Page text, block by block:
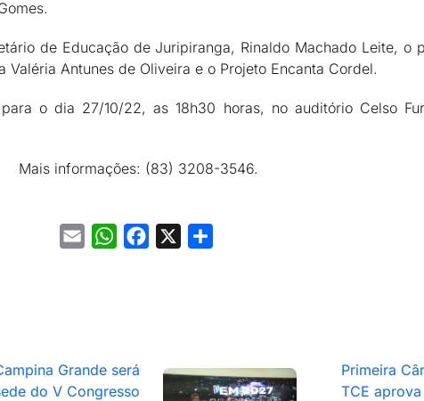
de Educação de Juripiranga, Rinaldo Machado Leite, o
Antunes de Oliveira e o Projeto Encanta Cordel.
o dia 27/10/22, as 18h30 horas, no auditório Celso
Mais informações: (83) 3208-3546.
Email WhatsAppFacebook
Grande será
do V Congresso
Primeira
TCE